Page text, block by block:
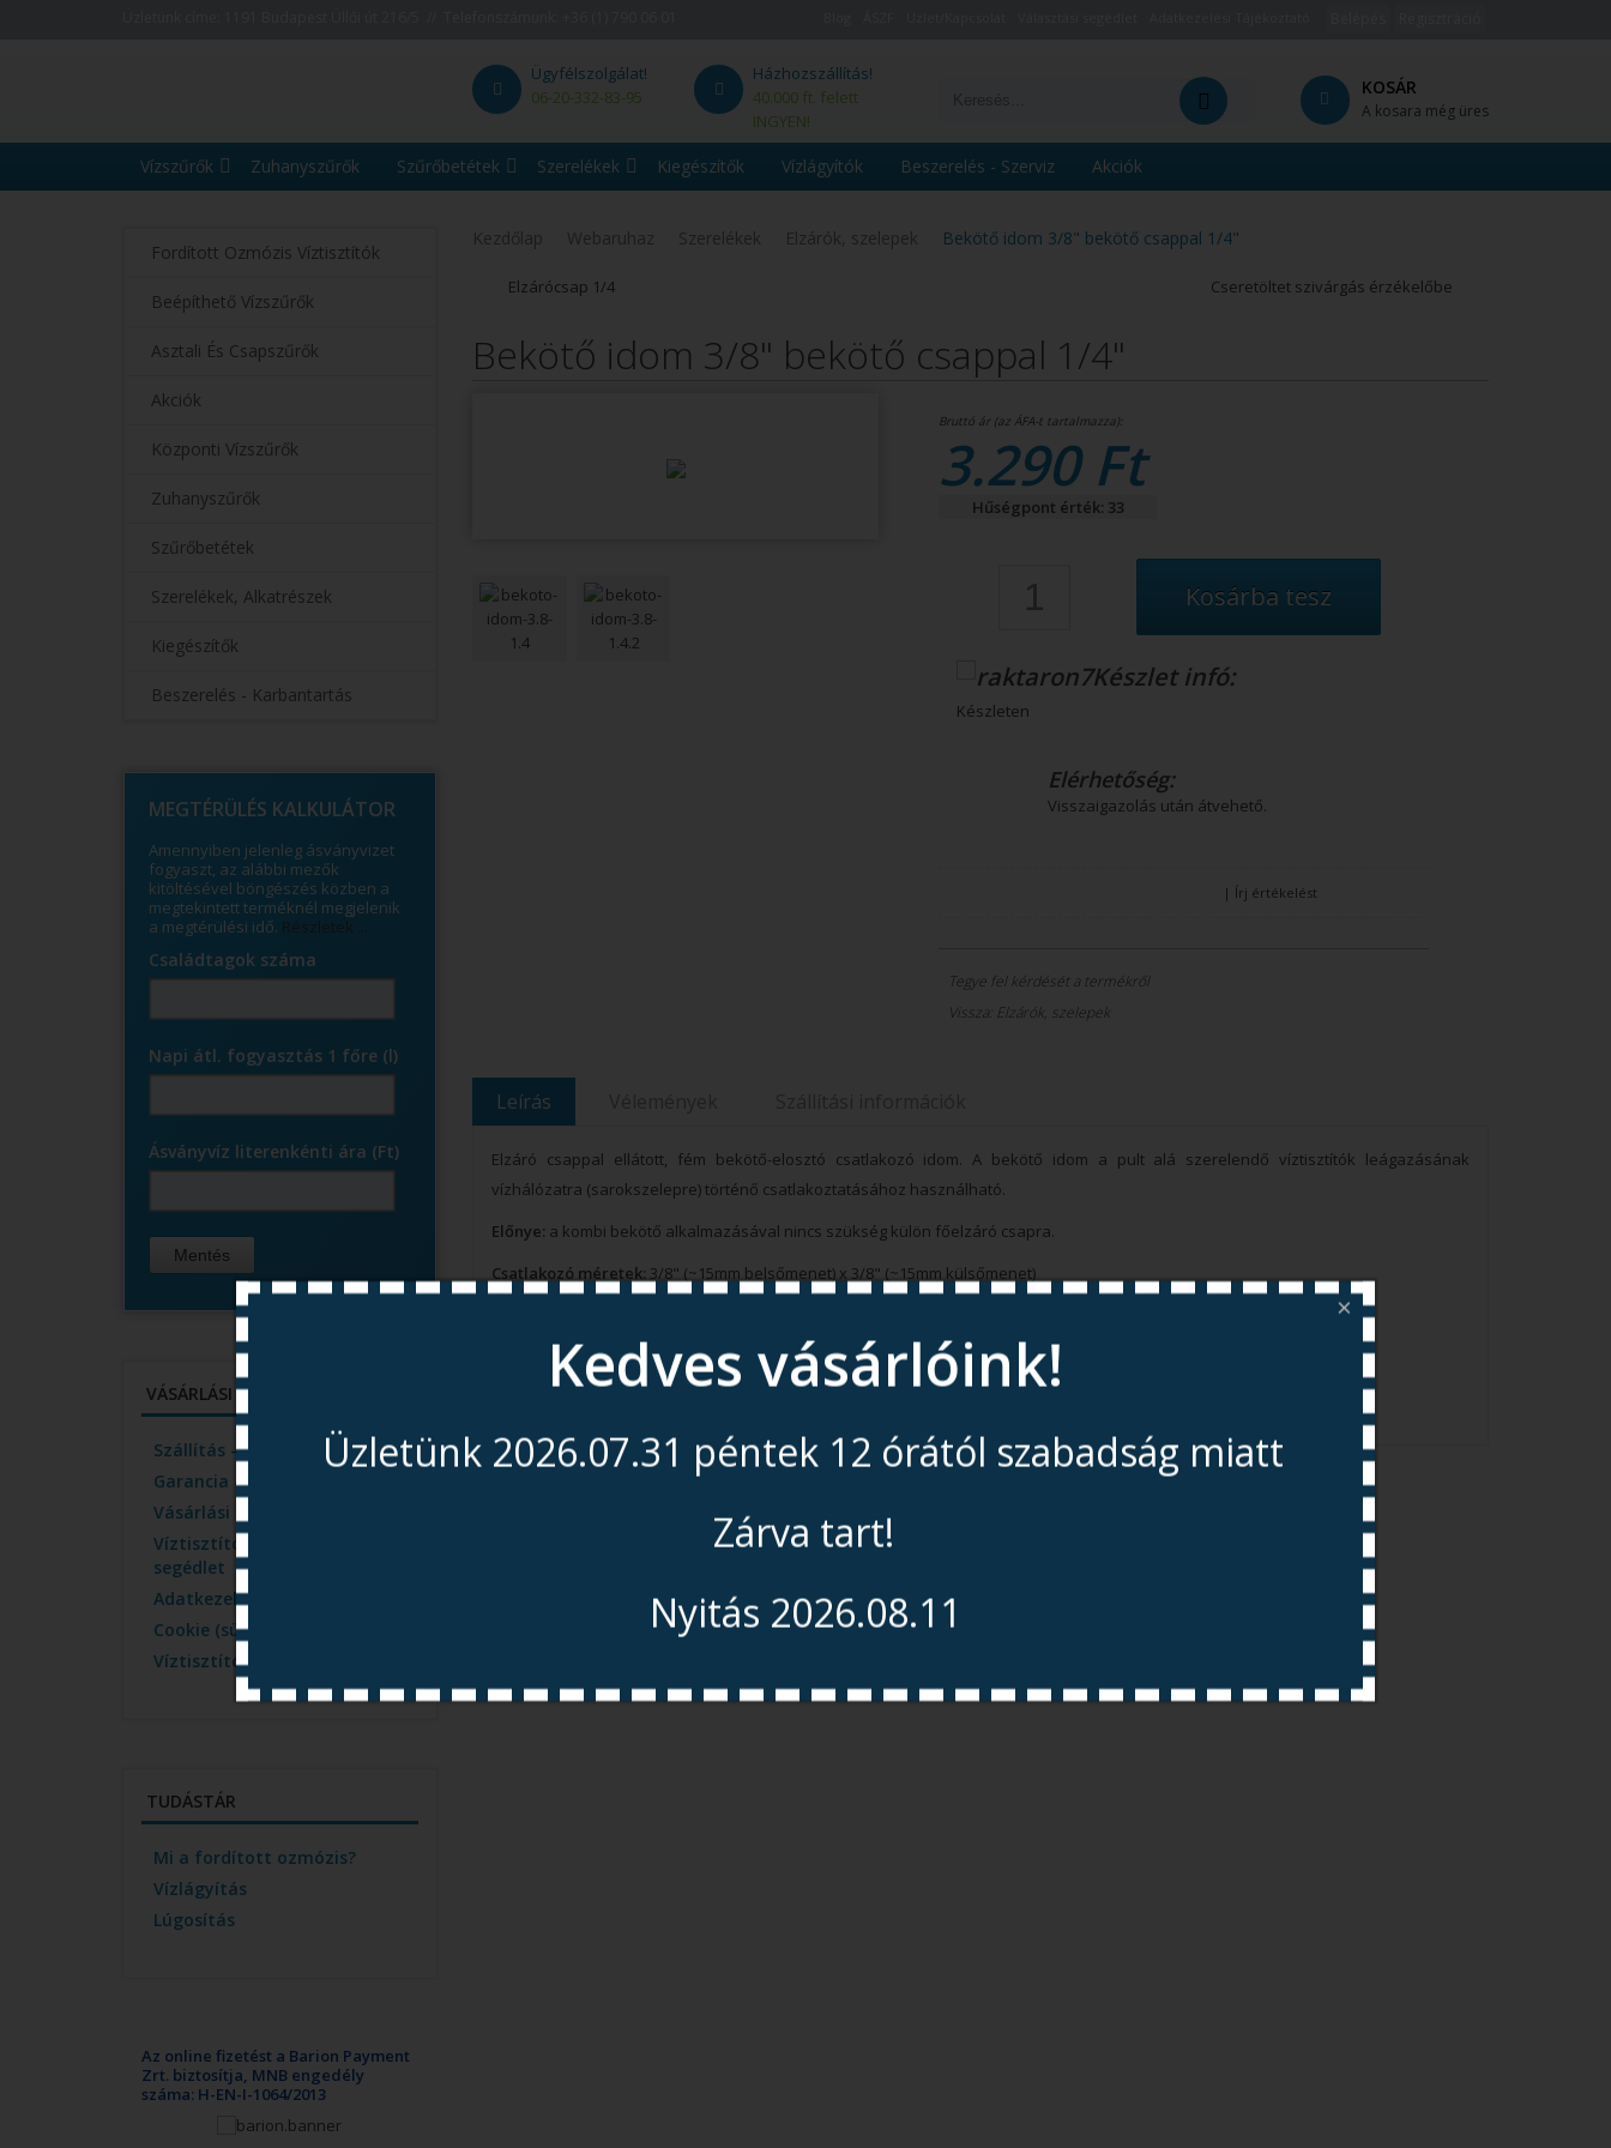
Ügyfélszolgálat!
06-20-332-83-95
Házhozszállítás!
40.000 ft. felett
INGYEN!
KOSÁR
A kosara még üres
Vízszűrők Zuhanyszűrők Szűrőbetétek Szerelékek Kiegészítők Vízlágyítók Beszerelés - Szerviz Akciók
Fordított Ozmózis Víztisztítók
Beépíthető Vízszűrők
Asztali És Csapszűrők
Akciók
Központi Vízszűrők
Zuhanyszűrők
Szűrőbetétek
Szerelékek, Alkatrészek
Kiegészítők
Beszerelés - Karbantartás
MEGTÉRÜLÉS KALKULÁTOR
Amennyiben jelenleg ásványvizet
fogyaszt, az alábbi mezők
kitöltésével böngészés közben a
megtekintett terméknél megjelenik
a megtérülési idő. Részletek ...
Családtagok száma
Napi átl. fogyasztás 1 főre (l)
Ásványvíz literenkénti ára (Ft)
VÁSÁRLÁSI INFORMÁCIÓK
Szállítás - Termékek átvátele
Garancia - jótállás
Vásárlási információk
Víztisztító választási
segédlet
Adatkezelési Tájékoztató
Cookie (süti) szabályzat
Víztisztító szerviz
TUDÁSTÁR
Mi a fordított ozmózis?
Vízlágyítás
Lúgosítás
Az online fizetést a Barion Payment
Zrt. biztosítja, MNB engedély
száma: H-EN-I-1064/2013
Kezdőlap Webaruhaz Szerelékek Elzárók, szelepek Bekötő idom 3/8" bekötő csappal 1/4"
Elzárócsap 1/4 Cseretöltet szivárgás érzékelőbe
Bekötő idom 3/8" bekötő csappal 1/4"
3.290 Ft
Hűségpont érték: 33
Készlet infó:
Készleten
Elérhetőség:
Visszaigazolás után átvehető.
| Írj értékelést
Tegye fel kérdését a termékről
Vissza: Elzárók, szelepek
Leírás
Elzáró csappal ellátott, fém bekötő-elosztó csatlakozó idom. A bekötő idom a pult alá szerelendő víztisztítók leágazásának
vízhálózatra (sarokszelepre) történő csatlakoztatásához használható.
Előnye: a kombi bekötő alkalmazásával nincs szükség külön főelzáró csapra.
Csatlakozó méretek: 3/8" (~15mm belsőmenet) x 3/8" (~15mm külsőmenet)
fém
×
Kedves vásárlóink!
Üzletünk 2026.07.31 péntek 12 órától szabadság miatt
Zárva tart!
Nyitás 2026.08.11